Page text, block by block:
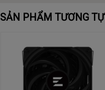
SẢN PHẨM TƯƠNG TỰ